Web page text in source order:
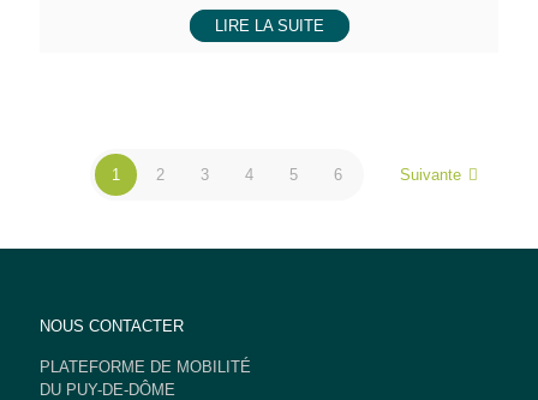
LIRE LA SUITE
1 2 3 4 5 6 Suivante
NOUS CONTACTER
PLATEFORME DE MOBILITÉ
DU PUY-DE-DÔME